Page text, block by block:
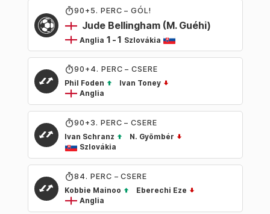
90 +5. PERC – GÓL!
Jude Bellingham(M. Guéhi)
Anglia 1 -1 Szlovákia
90 +4. PERC – CSERE
Phil Foden
Ivan Toney
Anglia
90 +3. PERC – CSERE
Ivan Schranz
N. Gyömbér
Szlovákia
84. PERC – CSERE
Kobbie Mainoo
Eberechi Eze
Anglia